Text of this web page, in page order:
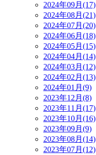
2024年09月(17)
2024年08月(21)
2024年07月(20)
2024年06月(18)
2024年05月(15)
2024年04月(14)
2024年03月(12)
2024年02月(13)
2024年01月(9)
2023年12月(8)
2023年11月(17)
2023年10月(16)
2023年09月(9)
2023年08月(14)
2023年07月(12)